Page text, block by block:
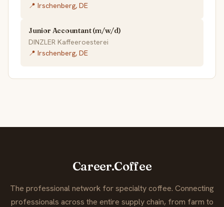
📍 Irschenberg, DE
Junior Accountant (m/w/d)
DINZLER Kaffeeroesterei
📍 Irschenberg, DE
Career.Coffee
The professional network for specialty coffee. Connecting
professionals across the entire supply chain, from farm to